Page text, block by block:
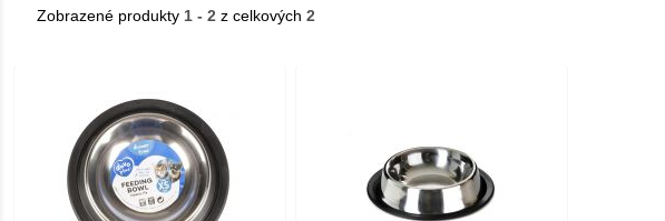
Zobrazené produkty 1 - 2 z celkových 2